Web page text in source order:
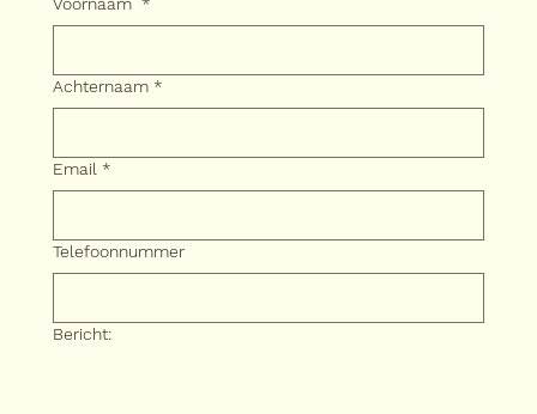
Voornaam *
Achternaam *
Email *
Telefoonnummer
Bericht: